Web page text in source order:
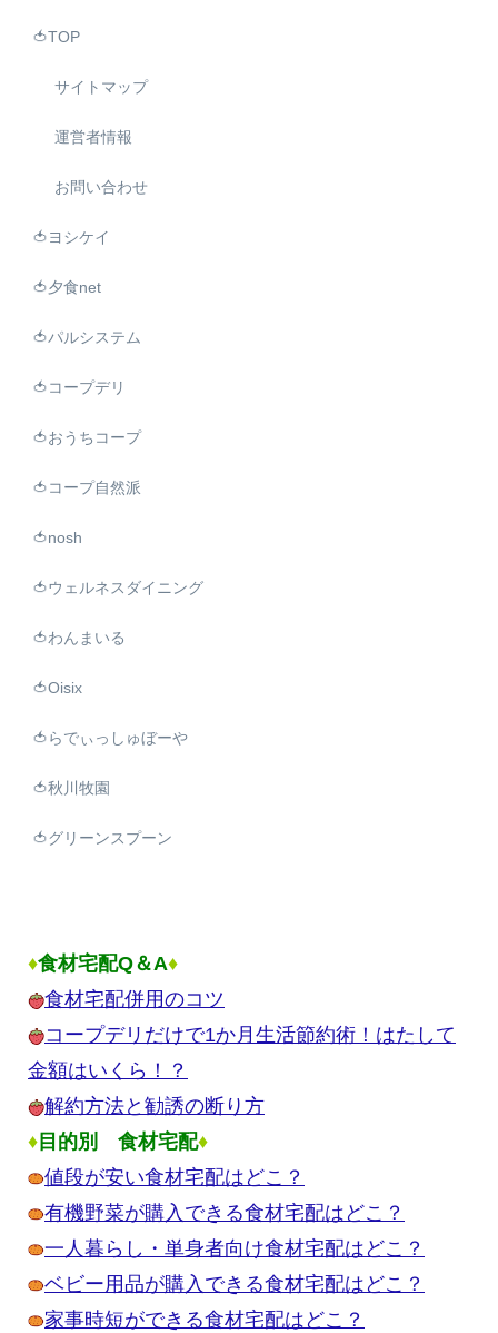
🍅TOP
サイトマップ
運営者情報
お問い合わせ
🍅ヨシケイ
🍅夕食net
🍅パルシステム
🍅コープデリ
🍅おうちコープ
🍅コープ自然派
🍅nosh
🍅ウェルネスダイニング
🍅わんまいる
🍅Oisix
🍅らでぃっしゅぼーや
🍅秋川牧園
🍅グリーンスプーン
♦食材宅配Q＆A♦
食材宅配併用のコツ
コープデリだけで1か月生活節約術！はたして
金額はいくら！？
解約方法と勧誘の断り方
♦ 目的別 食材宅配♦
値段が安い食材宅配はどこ？
有機野菜が購入できる食材宅配はどこ？
一人暮らし・単身者向け食材宅配はどこ？
ベビー用品が購入できる食材宅配はどこ？
家事時短ができる食材宅配はどこ？